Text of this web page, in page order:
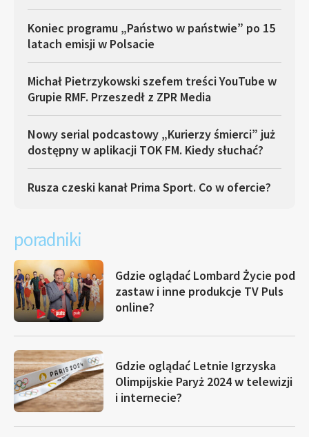
Koniec programu „Państwo w państwie” po 15
latach emisji w Polsacie
Michał Pietrzykowski szefem treści YouTube w
Grupie RMF. Przeszedł z ZPR Media
Nowy serial podcastowy „Kurierzy śmierci” już
dostępny w aplikacji TOK FM. Kiedy słuchać?
Rusza czeski kanał Prima Sport. Co w ofercie?
poradniki
Gdzie oglądać Lombard Życie pod
zastaw i inne produkcje TV Puls
online?
Gdzie oglądać Letnie Igrzyska
Olimpijskie Paryż 2024 w telewizji
i internecie?